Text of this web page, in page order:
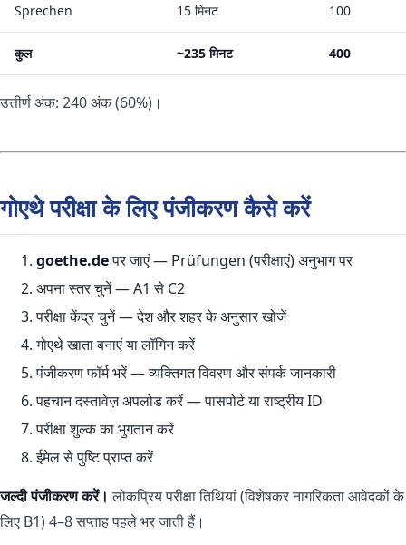
Sprechen 15 मिनट 100
कुल ~235 मिनट 400
उत्तीर्ण अंक: 240 अंक (60%)।
गोएथे परीक्षा के लिए पंजीकरण कैसे करें
goethe.deपर जाएं — Prüfungen (परीक्षाएं) अनुभाग पर
अपना स्तर चुनें — A1 से C2
परीक्षा केंद्र चुनें — देश और शहर के अनुसार खोजें
गोएथे खाता बनाएं या लॉगिन करें
पंजीकरण फॉर्म भरें — व्यक्तिगत विवरण और संपर्क जानकारी
पहचान दस्तावेज़ अपलोड करें — पासपोर्ट या राष्ट्रीय ID
परीक्षा शुल्क का भुगतान करें
ईमेल से पुष्टि प्राप्त करें
जल्दी पंजीकरण करें। लोकप्रिय परीक्षा तिथियां (विशेषकर नागरिकता आवेदकों के
लिए B1) 4–8 सप्ताह पहले भर जाती हैं।